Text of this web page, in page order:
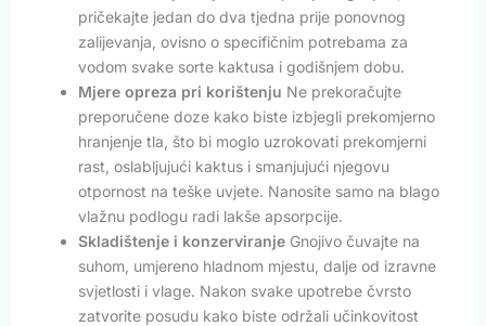
pričekajte jedan do dva tjedna prije ponovnog
zalijevanja, ovisno o specifičnim potrebama za
vodom svake sorte kaktusa i godišnjem dobu.
Mjere opreza pri korištenju Ne prekoračujte
preporučene doze kako biste izbjegli prekomjerno
hranjenje tla, što bi moglo uzrokovati prekomjerni
rast, oslabljujući kaktus i smanjujući njegovu
otpornost na teške uvjete. Nanosite samo na blago
vlažnu podlogu radi lakše apsorpcije.
Skladištenje i konzerviranje Gnojivo čuvajte na
suhom, umjereno hladnom mjestu, dalje od izravne
svjetlosti i vlage. Nakon svake upotrebe čvrsto
zatvorite posudu kako biste održali učinkovitost